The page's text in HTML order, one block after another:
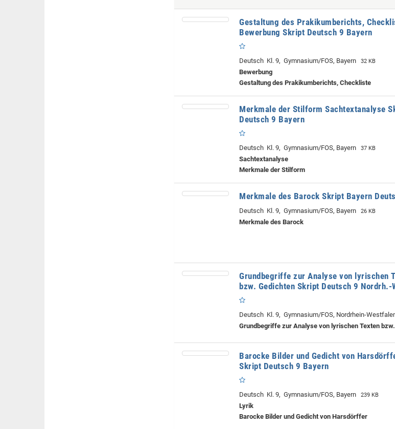
Gestaltung des Prakikumberichts,
Bewerbung Skript Deutsch 9 Bayern
Deutsch Kl. 9, Gymnasium/FOS, Bayern 32 KB
Bewerbung
Gestaltung des Prakikumberichts, Checkliste
Merkmale der Stilform Sachtextanalyse
Deutsch 9 Bayern
Deutsch Kl. 9, Gymnasium/FOS, Bayern 37 KB
Sachtextanalyse
Merkmale der Stilform
Merkmale des Barock Skript Bayern
Deutsch Kl. 9, Gymnasium/FOS, Bayern 26 KB
Merkmale des Barock
Grundbegriffe zur Analyse von lyrischen
bzw. Gedichten Skript Deutsch 9 Nordrh.-
Deutsch Kl. 9, Gymnasium/FOS, Nordrhein-
Grundbegriffe zur Analyse von lyrischen Texten
Barocke Bilder und Gedicht von
Skript Deutsch 9 Bayern
Deutsch Kl. 9, Gymnasium/FOS, Bayern 239 KB
Lyrik
Barocke Bilder und Gedicht von Harsdörffer